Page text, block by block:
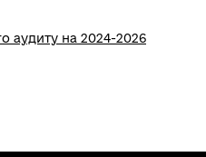
аудиту на 2024-2026